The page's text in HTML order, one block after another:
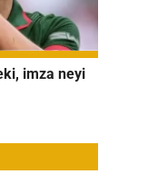
imza neyi